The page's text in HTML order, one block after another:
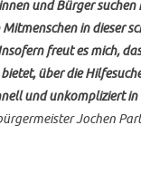
und Bürger suchen
in dieser
freut es mich,
über die
und unkompliziert
Jochen